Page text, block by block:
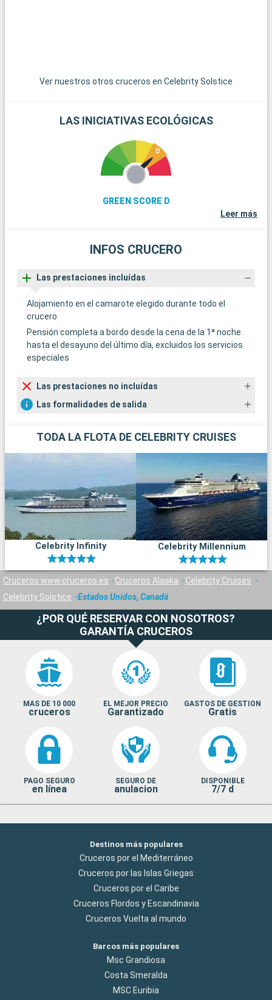
Ver nuestros otros cruceros en Celebrity Solstice
LAS INICIATIVAS ECOLÓGICAS
GREEN SCORE D
Leer más
INFOS CRUCERO
Las prestaciones incluídas
Alojamiento en el camarote elegido durante todo el
crucero
Pensión completa a bordo desde la cena de la 1ª noche
hasta el desayuno del último día, excluidos los servicios
especiales
Las prestaciones no incluídas
Las formalidades de salida
TODA LA FLOTA DE CELEBRITY CRUISES
Celebrity Infinity Celebrity Millennium
Cruceros www.cruceros.es Cruceros Alaska
Celebrity Cruises
Celebrity Solstice
Estados Unidos, Canadá
¿POR QUÉ RESERVAR CON NOSOTROS?
GARANTÍA CRUCEROS
MAS DE 10 000
cruceros
EL MEJOR PRECIO
Garantizado
GASTOS DE GESTION
Gratis
PAGO SEGURO
en línea
SEGURO DE
anulacion
DISPONIBLE
7/7 d
Destinos más populares
Cruceros por el Mediterráneo
Cruceros por las Islas Griegas
Cruceros por el Caribe
Cruceros Flordos y Escandinavia
Cruceros Vuelta al mundo
Barcos más populares
Msc Grandiosa
Costa Smeralda
MSC Euribia